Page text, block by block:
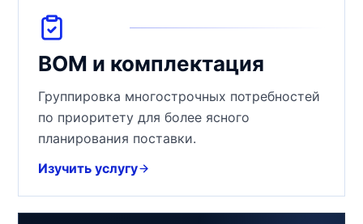
BOM и комплектация
Группировка многострочных потребностей
по приоритету для более ясного
планирования поставки.
Изучить услугу